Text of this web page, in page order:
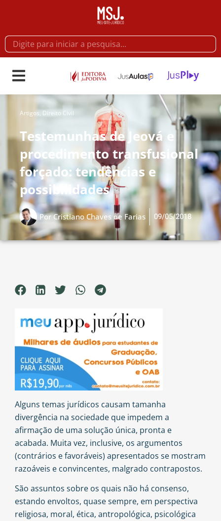
Artigos, Direito Civil
Testemunhas de Jeová e
procedimento transfusional
forçado: tendências e
possibilidades
PorCristiano Chaves de Farias 09/05/2018
Alguns temas jurídicos causam tamanha
divergência na sociedade que impedem a
afirmação de uma solução única, pronta e
acabada. Muita vez, inclusive, os argumentos
(contrários e favoráveis) apresentados se mostram
razoáveis e convincentes, malgrado contrapostos.
São assuntos sobre os quais não há consenso,
estando envoltos, quase sempre, em perspectiva
religiosa, moral, ética, antropológica, psicológica